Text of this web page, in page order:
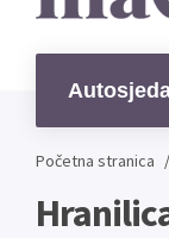
Početna stranica /